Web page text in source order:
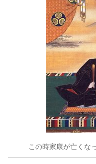
この時家康が亡くな